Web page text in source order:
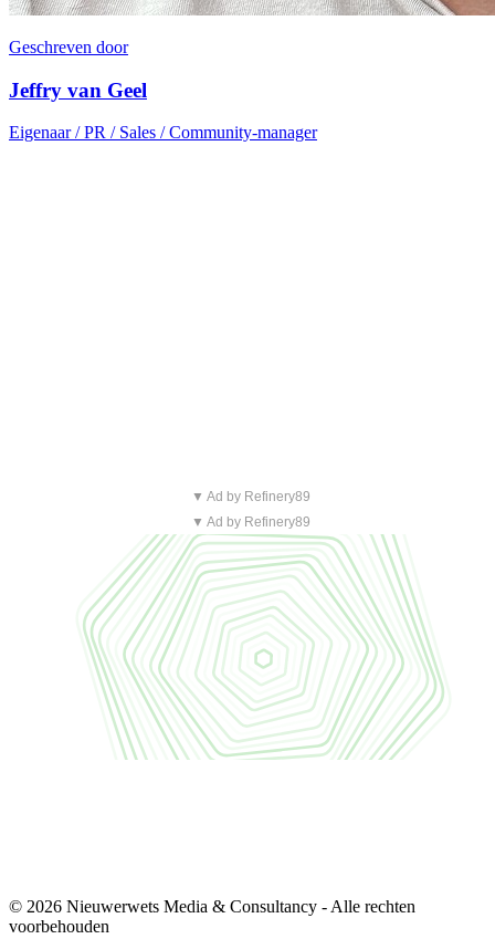
Geschreven door
Jeffry van Geel
Eigenaar / PR / Sales / Community-manager
▼ Ad by Refinery89
▼ Ad by Refinery89
© 2026 Nieuwerwets Media & Consultancy - Alle rechten
voorbehouden